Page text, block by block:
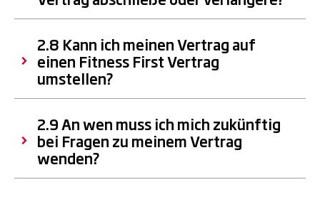
2.8 Kann ich meinen Vertrag auf
einen Fitness First Vertrag
umstellen?
2.9 An wen muss ich mich zukünftig
bei Fragen zu meinem Vertrag
wenden?